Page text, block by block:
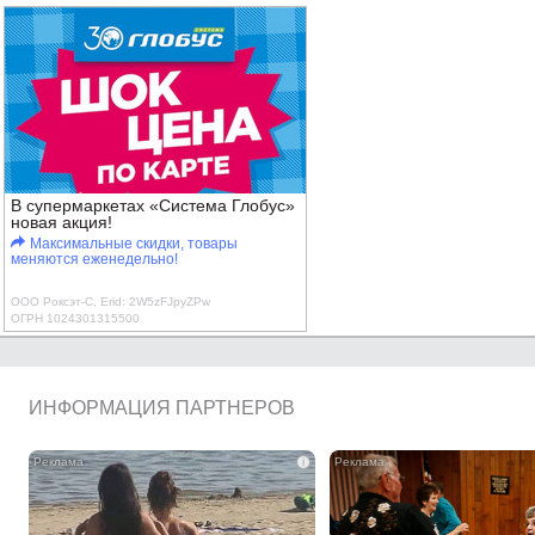
В супермаркетах «Система Глобус»
новая акция!
Максимальные скидки, товары
меняются еженедельно!
ООО Роксэт-С, Erid: 2W5zFJpyZPw
ОГРН 1024301315500
ИНФОРМАЦИЯ ПАРТНЕРОВ
i